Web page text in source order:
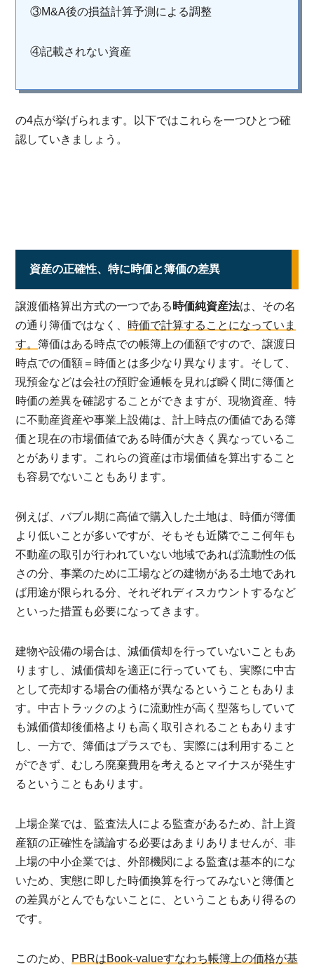
③M&A後の損益計算予測による調整
④記載されない資産
の4点が挙げられます。以下ではこれらを一つひとつ確
認していきましょう。
資産の正確性、特に時価と簿価の差異
譲渡価格算出方式の一つである 時価純資産法は、その名
の通り簿価ではなく、 時価で計算することになっていま
す。簿価はある時点での帳簿上の価額ですので、譲渡日
時点での価額＝時価とは多少なり異なります。そして、
現預金などは会社の預貯金通帳を見れば瞬く間に簿価と
時価の差異を確認することができますが、現物資産、特
に不動産資産や事業上設備は、計上時点の価値である簿
価と現在の市場価値である時価が大きく異なっているこ
とがあります。これらの資産は市場価値を算出すること
も容易でないこともあります。
例えば、バブル期に高値で購入した土地は、時価が簿価
より低いことが多いですが、そもそも近隣でここ何年も
不動産の取引が行われていない地域であれば流動性の低
さの分、事業のために工場などの建物がある土地であれ
ば用途が限られる分、それぞれディスカウントするなど
といった措置も必要になってきます。
建物や設備の場合は、減価償却を行っていないこともあ
りますし、減価償却を適正に行っていても、実際に中古
として売却する場合の価格が異なるということもありま
す。中古トラックのように流動性が高く型落ちしていて
も減価償却後価格よりも高く取引されることもあります
し、一方で、簿価はプラスでも、実際には利用すること
ができず、むしろ廃棄費用を考えるとマイナスが発生す
るということもあります。
上場企業では、監査法人による監査があるため、計上資
産額の正確性を議論する必要はあまりありませんが、非
上場の中小企業では、外部機関による監査は基本的にな
いため、実態に即した時価換算を行ってみないと簿価と
の差異がとんでもないことに、ということもあり得るの
です。
このため、 PBRはBook-valueすなわち帳簿上の価格が基